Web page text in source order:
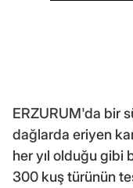
ERZURUM'da bir
dağlarda eriyen
her yıl olduğu gibi
300 kuş türünün